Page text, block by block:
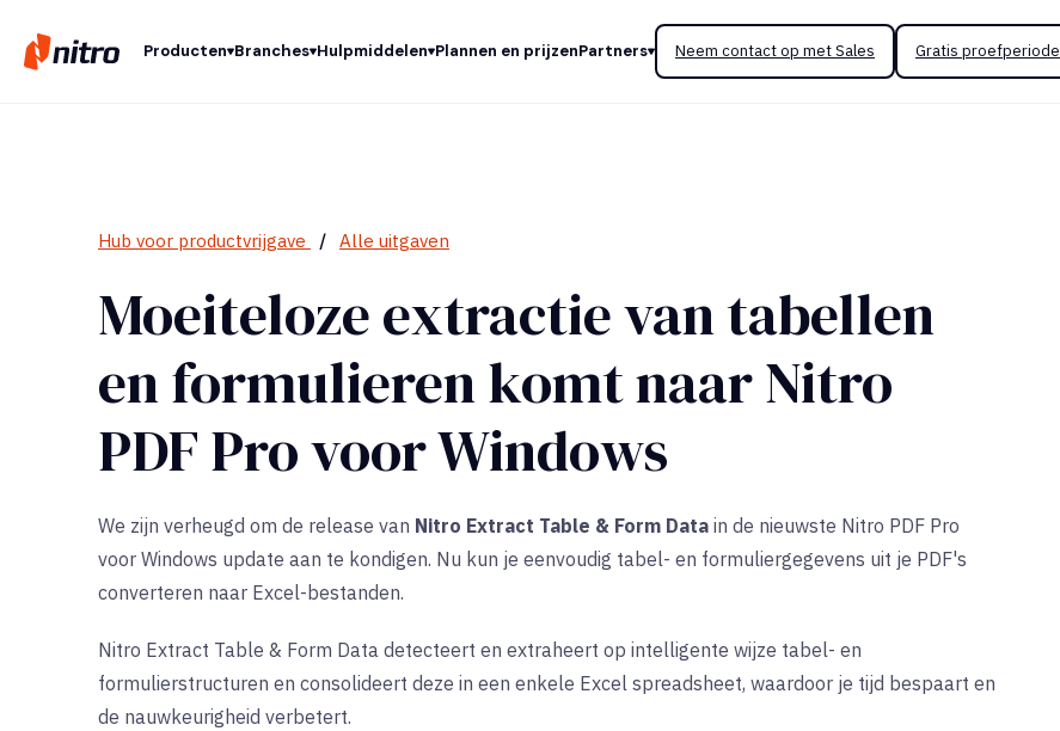
Producten Branches Hulpmiddelen Plannen en prijzenPartners Neem contact op met Sales Gratis proefperiode
Hub voor productvrijgave / Alle uitgaven
Moeiteloze extractie van tabellen
en formulieren komt naar Nitro
PDF Pro voor Windows
We zijn verheugd om de release van Nitro Extract Table & Form Data in de nieuwste Nitro PDF Pro
voor Windows update aan te kondigen. Nu kun je eenvoudig tabel- en formuliergegevens uit je PDF's
converteren naar Excel-bestanden.
Nitro Extract Table & Form Data detecteert en extraheert op intelligente wijze tabel- en
formulierstructuren en consolideert deze in een enkele Excel spreadsheet, waardoor je tijd bespaart en
de nauwkeurigheid verbetert.